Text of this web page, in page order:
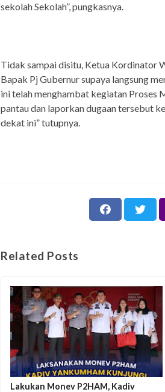
sekolah Sekolah”, pungkasnya.
Tidak sampai disitu, Ketua Kordinator
Bapak Pj Gubernur supaya langsung
ini telah menghambat kegiatan Proses
pantau dan laporkan dugaan tersebut
dekat ini” tutupnya.
Related Posts
Lakukan Monev P2HAM, Kadiv